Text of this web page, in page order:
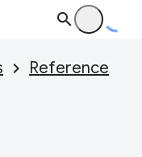
Reference